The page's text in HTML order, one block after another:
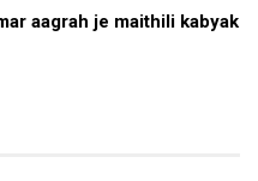
aagrah je maithili kabyak